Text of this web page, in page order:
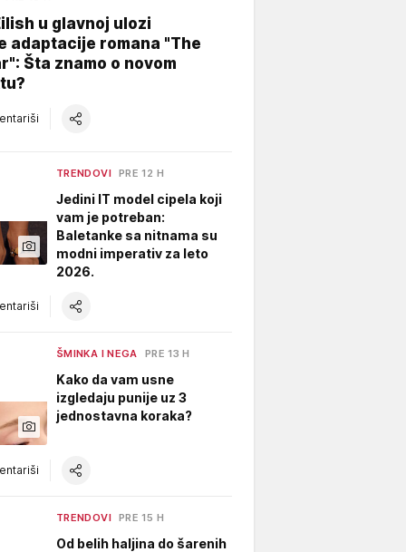
u glavnoj ulozi
adaptacije romana "The
Šta znamo o novom
TRENDOVI PRE 12 H
Jedini IT model cipela koji
vam je potreban:
Baletanke sa nitnama su
modni imperativ za leto
2026.
ŠMINKA I NEGA PRE 13 H
Kako da vam usne
izgledaju punije uz 3
jednostavna koraka?
TRENDOVI PRE 15 H
Od belih haljina do šarenih